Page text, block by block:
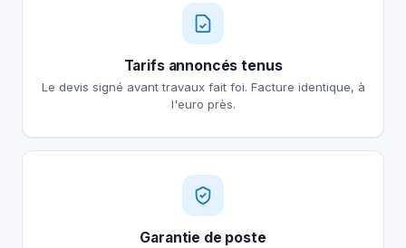
Tarifs annoncés tenus
Le devis signé avant travaux fait foi. Facture identique, à
l'euro près.
Garantie de poste